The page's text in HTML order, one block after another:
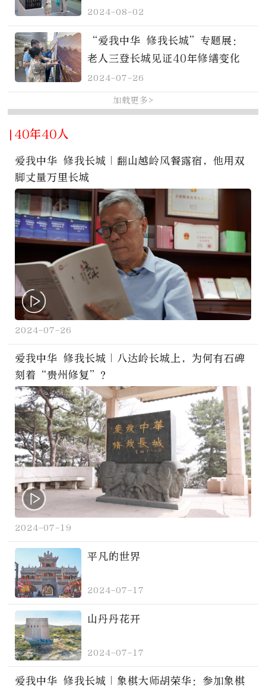
2024-08-02
“爱我中华 修我长城”专题展：
老人三登长城见证40年修缮变化
2024-07-26
加载更多>
|40年40人
爱我中华 修我长城｜翻山越岭风餐露宿，他用双
脚丈量万里长城
2024-07-26
爱我中华 修我长城｜八达岭长城上，为何有石碑
刻着“贵州修复”？
2024-07-19
平凡的世界
2024-07-17
山丹丹花开
2024-07-17
爱我中华 修我长城｜象棋大师胡荣华：参加象棋